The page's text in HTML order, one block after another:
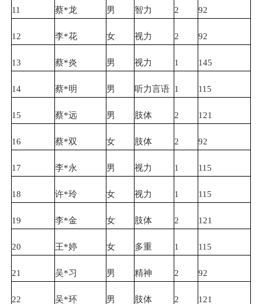
11 蔡*龙 男 智力 2 92
12 李*花 女 视力 2 92
13 蔡*炎 男 视力 1 145
14 蔡*明 男 听力言语 1 115
15 蔡*远 男 肢体 2 121
16 蔡*双 女 肢体 2 92
17 李*永 男 视力 1 115
18 许*玲 女 视力 1 115
19 李*金 女 肢体 2 121
20 王*婷 女 多重 1 115
21 吴*习 男 精神 2 92
22 吴*环 男 肢体 2 121